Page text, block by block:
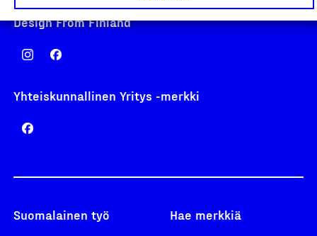
Design From Finland
Yhteiskunnallinen Yritys -merkki
Suomalainen työ Hae merkkiä